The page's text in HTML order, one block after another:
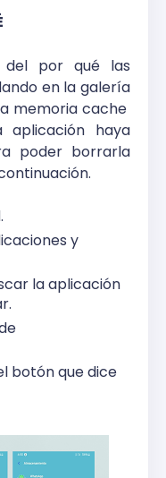
del por qué las
en la galería
memoria cache
haya
poder borrarla
y
la aplicación
botón que dice